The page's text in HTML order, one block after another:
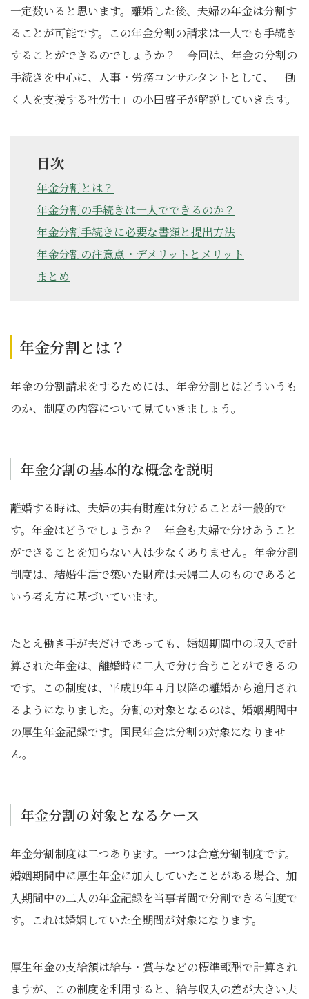
一定数いると思います。離婚した後、夫婦の年金は分割す
ることが可能です。この年金分割の請求は一人でも手続き
することができるのでしょうか？ 今回は、年金の分割の
手続きを中心に、人事・労務コンサルタントとして、「働
く人を支援する社労士」の小田啓子が解説していきます。
目次
年金分割とは？
年金分割の手続きは一人でできるのか？
年金分割手続きに必要な書類と提出方法
年金分割の注意点・デメリットとメリット
まとめ
年金分割とは？
年金の分割請求をするためには、年金分割とはどういうも
のか、制度の内容について見ていきましょう。
年金分割の基本的な概念を説明
離婚する時は、夫婦の共有財産は分けることが一般的で
す。年金はどうでしょうか？ 年金も夫婦で分けあうこと
ができることを知らない人は少なくありません。年金分割
制度は、結婚生活で築いた財産は夫婦二人のものであると
いう考え方に基づいています。
たとえ働き手が夫だけであっても、婚姻期間中の収入で計
算された年金は、離婚時に二人で分け合うことができるの
です。この制度は、平成19年４月以降の離婚から適用され
るようになりました。分割の対象となるのは、婚姻期間中
の厚生年金記録です。国民年金は分割の対象になりませ
ん。
年金分割の対象となるケース
年金分割制度は二つあります。一つは合意分割制度です。
婚姻期間中に厚生年金に加入していたことがある場合、加
入期間中の二人の年金記録を当事者間で分割できる制度で
す。これは婚姻していた全期間が対象になります。
厚生年金の支給額は給与・賞与などの標準報酬で計算され
ますが、この制度を利用すると、給与収入の差が大きい夫